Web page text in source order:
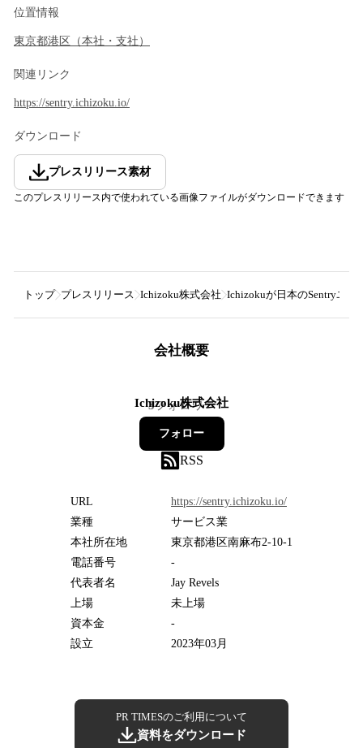
位置情報
東京都港区 （本社・支社 ）
関連リンク
https://sentry.ichizoku.io/
ダウンロード
プレスリリース素材
このプレスリリース内で使われている画像ファイルがダウンロードできます
トップ プレスリリース Ichizoku株式会社 Ichizokuが日本のSentryユ
会社概要
Ichizoku株式会社
3フォロワー
フォロー
RSS
URL
https://sentry.ichizoku.io/
業種
サービス業
本社所在地
東京都港区南麻布2-10-1
電話番号
-
代表者名
Jay Revels
上場
未上場
資本金
-
設立
2023年03月
PR TIMESのご利用について
資料をダウンロード